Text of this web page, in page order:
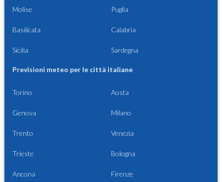
Molise Puglia
Basilicata Calabria
Sicilia Sardegna
Previsioni meteo per le città italiane
Torino Aosta
Genova Milano
Trento Venezia
Trieste Bologna
Ancona Firenze